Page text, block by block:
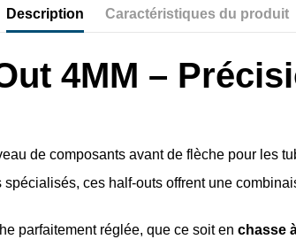
Description Caractéristiques du produit
4MM –
de composants avant de flèche pour les
ces half-outs offrent une
parfaitement réglée, que ce soit en chasse